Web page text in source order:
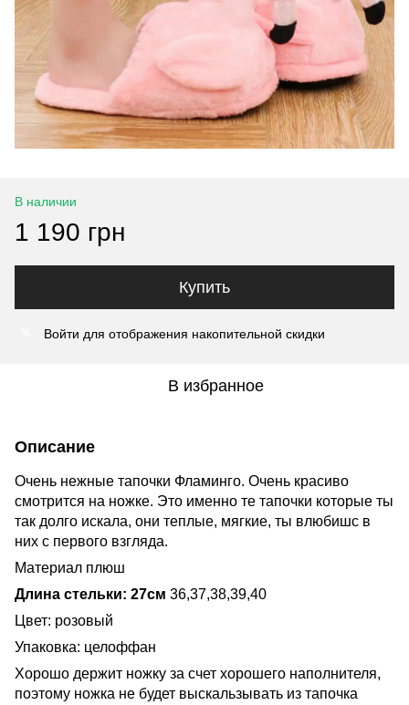
В наличии
1 190 грн
Купить
Войти для отображения накопительной скидки
В избранное
Описание
Очень нежные тапочки Фламинго. Очень красиво
смотрится на ножке. Это именно те тапочки которые ты
так долго искала, они теплые, мягкие, ты влюбишс в
них с первого взгляда.
Материал плюш
Длина стельки: 27см 36,37,38,39,40
Цвет: розовый
Упаковка: целоффан
Хорошо держит ножку за счет хорошего наполнителя,
поэтому ножка не будет выскальзывать из тапочка